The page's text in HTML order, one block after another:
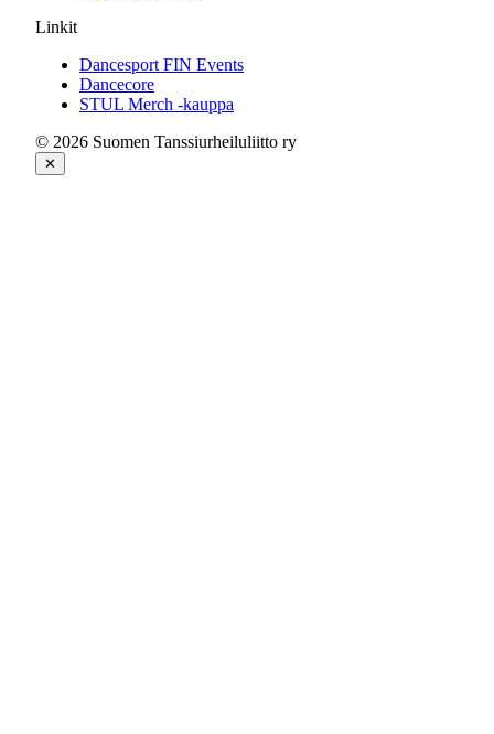
Linkit
Dancesport FIN Events
Dancecore
STUL Merch -kauppa
© 2026 Suomen Tanssiurheiluliitto ry
✕